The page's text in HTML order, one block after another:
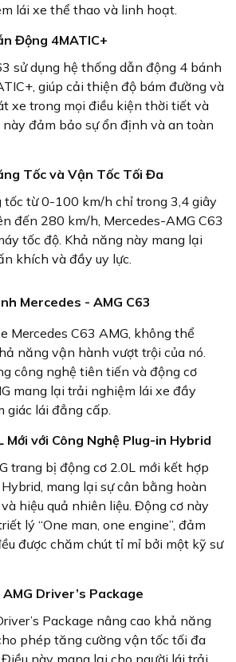
lái xe thể thao và linh hoạt.
Động 4MATIC+
sử dụng hệ thống dẫn động 4 bánh
giúp cải thiện độ bám đường và
xe trong mọi điều kiện thời tiết và
đảm bảo sự ổn định và an toàn
Tốc và Vận Tốc Tối Đa
từ 0-100 km/h chỉ trong 3,4 giây
đến 280 km/h, Mercedes-AMG C63
tốc độ. Khả năng này mang lại
khích và đầy uy lực.
Mercedes - AMG C63
Mercedes C63 AMG, không thể
năng vận hành vượt trội của nó.
công nghệ tiên tiến và động cơ
mang lại trải nghiệm lái xe đầy
giác lái đẳng cấp.
Mới với Công Nghệ Plug-in Hybrid
trang bị động cơ 2.0L mới kết hợp
mang lại sự cân bằng hoàn
hiệu quả nhiên liệu. Động cơ này
lý “One man, one engine”, đảm
được chăm chút tỉ mỉ bởi một kỹ sư
Driver’s Package
Package nâng cao khả năng
phép tăng cường vận tốc tối đa
này mang lại cho người lái trải